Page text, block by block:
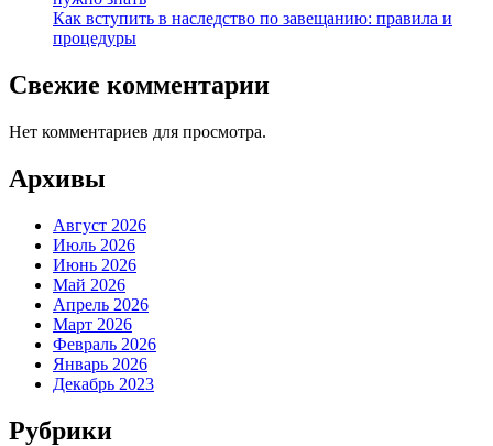
Как вступить в наследство по завещанию: правила и
процедуры
Свежие комментарии
Нет комментариев для просмотра.
Архивы
Август 2026
Июль 2026
Июнь 2026
Май 2026
Апрель 2026
Март 2026
Февраль 2026
Январь 2026
Декабрь 2023
Рубрики